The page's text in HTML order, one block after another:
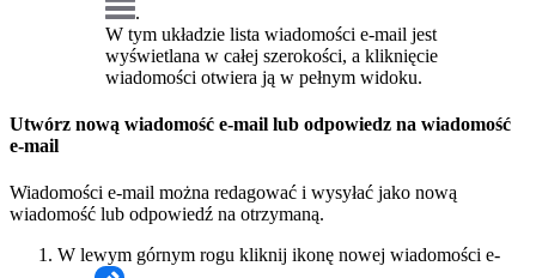
.
W tym układzie lista wiadomości e-mail jest
wyświetlana w całej szerokości, a kliknięcie
wiadomości otwiera ją w pełnym widoku.
Utwórz nową wiadomość e-mail lub odpowiedz na wiadomość
e-mail
Wiadomości e-mail można redagować i wysyłać jako nową
wiadomość lub odpowiedź na otrzymaną.
W lewym górnym rogu kliknij ikonę nowej wiadomości e-